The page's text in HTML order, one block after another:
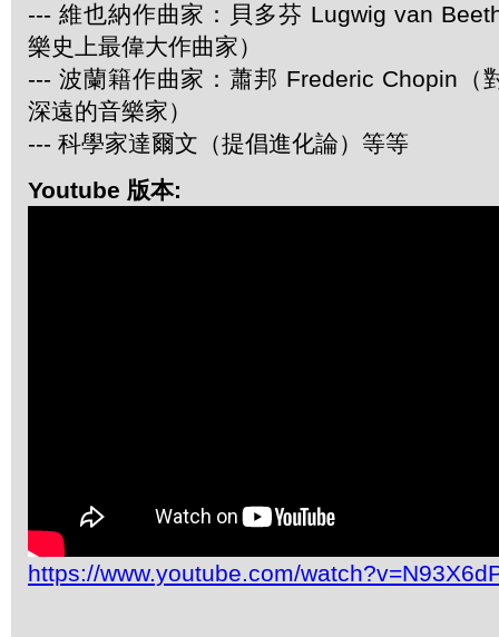
--- 維也納作曲家：貝多芬 Lugwig van
樂史上最偉大作曲家）
--- 波蘭籍作曲家：蕭邦 Frederic Chopin（
深遠的音樂家）
--- 科學家達爾文（提倡進化論）等等
Youtube 版本:
https://www.youtube.com/